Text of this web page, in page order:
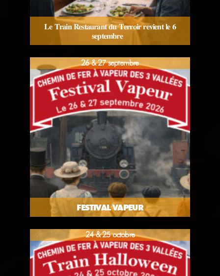
𝐋𝐞 𝐓𝐫𝐚𝐢𝐧 𝐑𝐞𝐬𝐭𝐚𝐮𝐫𝐚𝐧𝐭 𝐝𝐮 𝐓𝐞𝐫𝐫𝐨𝐢𝐫 𝐫𝐞𝐯𝐢𝐞𝐧𝐭 𝐥𝐞 𝟔
𝐬𝐞𝐩𝐭𝐞𝐦𝐛𝐫𝐞
26 & 27 septembre
FESTIVAL VAPEUR
24 & 25 octobre